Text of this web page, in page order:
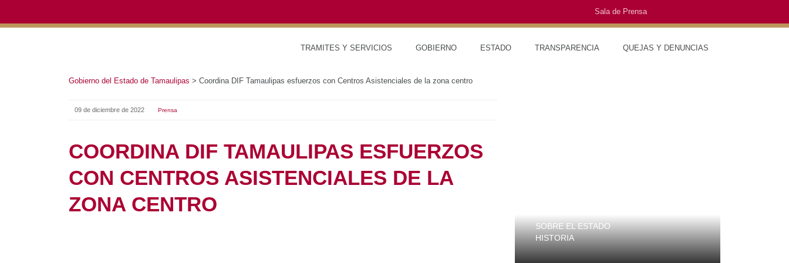
Sala de Prensa
TRAMITES Y SERVICIOS GOBIERNO ESTADO TRANSPARENCIA QUEJAS Y DENUNCIAS
Gobierno del Estado de Tamaulipas>Coordina DIF Tamaulipas esfuerzos con Centros Asistenciales de la zona centro
09 de diciembre de 2022 Prensa
COORDINA DIF TAMAULIPAS ESFUERZOS
CON CENTROS ASISTENCIALES DE LA
ZONA CENTRO
SOBRE EL ESTADO
HISTORIA